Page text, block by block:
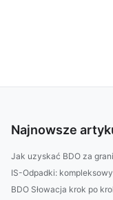
Najnowsze
Jak uzyskać BDO za
IS-Odpadki:
BDO Słowacja krok po